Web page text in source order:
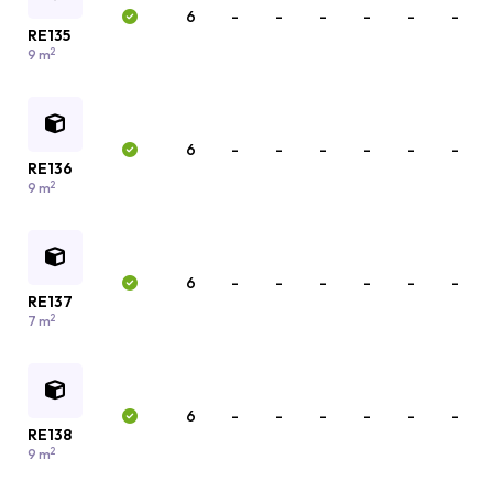
RE135
9 m2
6 - - - - - -
RE136
9 m2
6 - - - - - -
RE137
7 m2
6 - - - - - -
RE138
9 m2
6 - - - - - -